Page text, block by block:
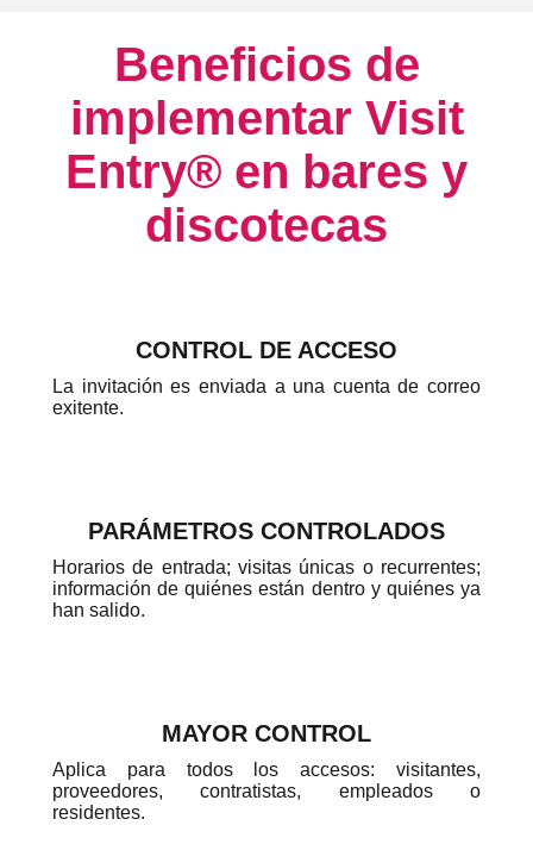
Beneficios de
implementar Visit
Entry® en bares y
discotecas
CONTROL DE ACCESO
La invitación es enviada a una cuenta de correo
exitente.
PARÁMETROS CONTROLADOS
Horarios de entrada; visitas únicas o recurrentes;
información de quiénes están dentro y quiénes ya
han salido.
MAYOR CONTROL
Aplica para todos los accesos: visitantes,
proveedores, contratistas, empleados o
residentes.